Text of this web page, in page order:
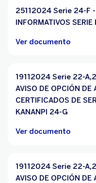
25112024 Serie 24-F -
INFORMATIVOS
Ver documento
19112024 Serie 22-
AVISO DE OPCIÓN DE
CERTIFICADOS DE
KANANPI 24-G
Ver documento
19112024 Serie 22-
AVISO DE OPCIÓN DE